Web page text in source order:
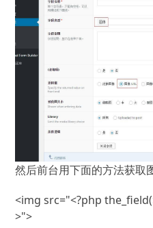
然后前台用下面的方法获取
<img src="<?php the_field(
>">